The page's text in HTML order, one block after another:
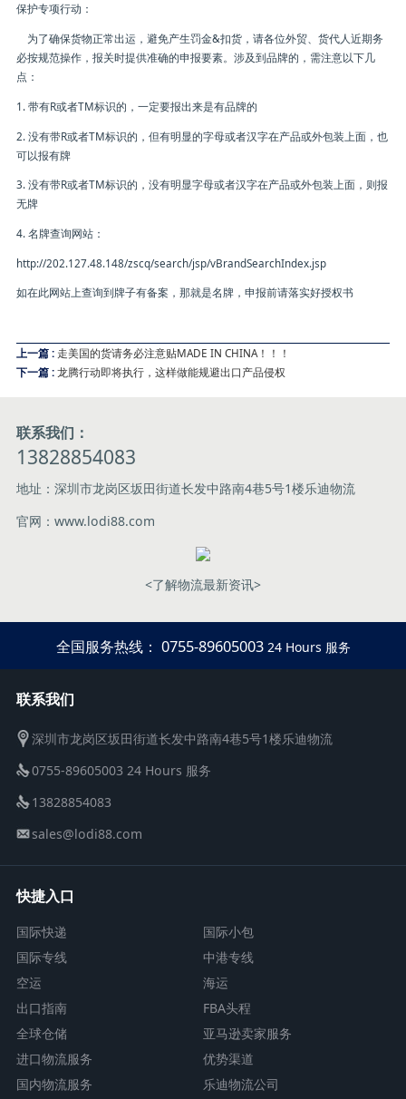
保护专项行动：
为了确保货物正常出运，避免产生罚金&扣货，请各位外贸、货代人近期务
必按规范操作，报关时提供准确的申报要素。涉及到品牌的，需注意以下几
点：
1. 带有R或者TM标识的，一定要报出来是有品牌的
2. 没有带R或者TM标识的，但有明显的字母或者汉字在产品或外包装上面，也
可以报有牌
3. 没有带R或者TM标识的，没有明显字母或者汉字在产品或外包装上面，则报
无牌
4. 名牌查询网站：
http://202.127.48.148/zscq/search/jsp/vBrandSearchIndex.jsp
如在此网站上查询到牌子有备案，那就是名牌，申报前请落实好授权书
上一篇 : 走美国的货请务必注意贴MADE IN CHINA！！！
下一篇 : 龙腾行动即将执行，这样做能规避出口产品侵权
联系我们：
13828854083
地址：深圳市龙岗区坂田街道长发中路南4巷5号1楼乐迪物流
官网：www.lodi88.com
<了解物流最新资讯>
全国服务热线： 0755-89605003 24 Hours 服务
联系我们
深圳市龙岗区坂田街道长发中路南4巷5号1楼乐迪物流
0755-89605003 24 Hours 服务
13828854083
sales@lodi88.com
快捷入口
国际快递
国际小包
国际专线
中港专线
空运
海运
出口指南
FBA头程
全球仓储
亚马逊卖家服务
进口物流服务
优势渠道
国内物流服务
乐迪物流公司